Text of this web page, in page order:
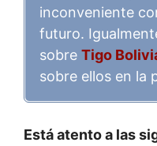
inconveniente
futuro.
sobre Tigo
sobre ellos en la
Está atento a las